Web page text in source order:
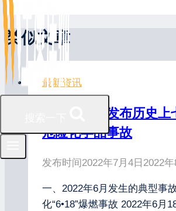
类似文章
最新资讯
应急管理部发布历史
危险化学品事故
发布时间2022年7月4日 2022年
一、2022年6月发生的典型事
化“6•18”爆燃事故 2022年6月